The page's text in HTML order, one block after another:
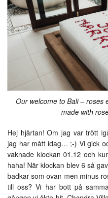
Our welcome to Bali – roses
made with
Hej hjärtan! Om jag var trött
jag har mått idag… ;-) Vi gick
vaknade klockan 01.12 och
haha! När klockan blev 6 så
badkar som ovan men minus
till oss? Vi har bott på